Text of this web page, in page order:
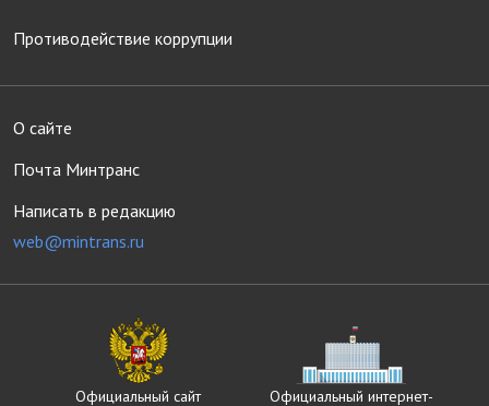
Противодействие коррупции
О сайте
Почта Минтранс
Написать в редакцию
web@mintrans.ru
Официальный сайт
Официальный интернет-